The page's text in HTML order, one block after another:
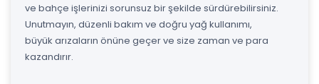
ve bahçe işlerinizi sorunsuz bir şekilde sürdürebilirsiniz.
Unutmayın, düzenli bakım ve doğru yağ kullanımı,
büyük arızaların önüne geçer ve size zaman ve para
kazandırır.